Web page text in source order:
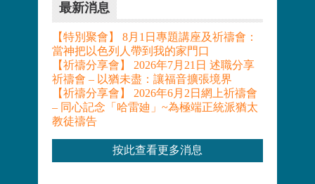
最新消息
【特別聚會】 8月1日專題講座及祈禱會：
當神把以色列人帶到我的家門口
【祈禱分享會】 2026年7月21日 述職分享
祈禱會 – 以猶未盡：讓福音擴張境界
【祈禱分享會】 2026年6月2日網上祈禱會
– 同心記念「哈雷廸」~為極端正統派猶太
教徒禱告
按此查看更多消息